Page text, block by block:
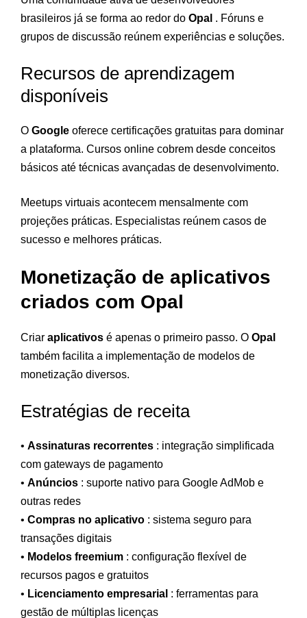
brasileiros já se forma ao redor do Opal . Fóruns e
grupos de discussão reúnem experiências e soluções.
Recursos de aprendizagem
disponíveis
O Google oferece certificações gratuitas para dominar
a plataforma. Cursos online cobrem desde conceitos
básicos até técnicas avançadas de desenvolvimento.
Meetups virtuais acontecem mensalmente com
projeções práticas. Especialistas reúnem casos de
sucesso e melhores práticas.
Monetização de aplicativos
criados com Opal
Criar aplicativos é apenas o primeiro passo. O Opal
também facilita a implementação de modelos de
monetização diversos.
Estratégias de receita
• Assinaturas recorrentes : integração simplificada
com gateways de pagamento
• Anúncios : suporte nativo para Google AdMob e
outras redes
• Compras no aplicativo : sistema seguro para
transações digitais
• Modelos freemium : configuração flexível de
recursos pagos e gratuitos
• Licenciamento empresarial : ferramentas para
gestão de múltiplas licenças